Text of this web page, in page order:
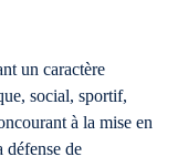
un caractère
social, sportif,
à la mise en
défense de